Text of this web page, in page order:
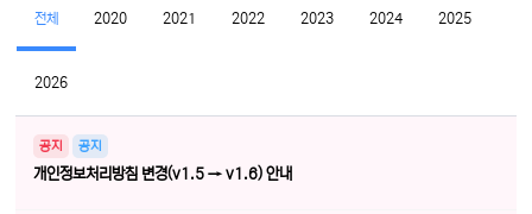
전체 2020 2021 2022 2023 2024 2025
2026
공지 공지
개인정보처리방침 변경(v1.5 → v1.6) 안내